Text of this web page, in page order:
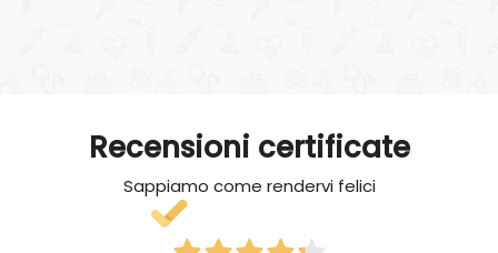
Recensioni certificate
Sappiamo come rendervi felici